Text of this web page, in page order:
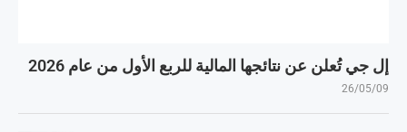
إل جي تُعلن عن نتائجها المالية للربع الأول من عام 2026
26/05/09